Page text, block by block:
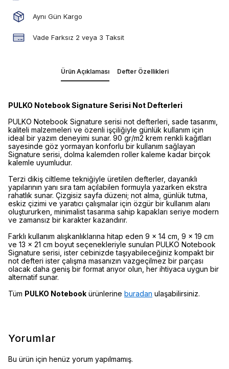
Aynı Gün Kargo
Vade Farksız 2 veya 3 Taksit
Ürün Açıklaması Defter Özellikleri
PULKO Notebook Signature Serisi Not Defterleri
PULKO Notebook Signature serisi not defterleri, sade tasarımı,
kaliteli malzemeleri ve özenli işçiliğiyle günlük kullanım için
ideal bir yazım deneyimi sunar. 90 gr/m2 krem renkli kağıtları
sayesinde göz yormayan konforlu bir kullanım sağlayan
Signature serisi, dolma kalemden roller kaleme kadar birçok
kalemle uyumludur.
Terzi dikiş ciltleme tekniğiyle üretilen defterler, dayanıklı
yapılarının yanı sıra tam açılabilen formuyla yazarken ekstra
rahatlık sunar. Çizgisiz sayfa düzeni; not alma, günlük tutma,
eskiz çizimi ve yaratıcı çalışmalar için özgür bir kullanım alanı
oluştururken, minimalist tasarıma sahip kapakları seriye modern
ve zamansız bir karakter kazandırır.
Farklı kullanım alışkanlıklarına hitap eden 9 x 14 cm, 9 x 19 cm
ve 13 x 21 cm boyut seçenekleriyle sunulan PULKO Notebook
Signature serisi, ister cebinizde taşıyabileceğiniz kompakt bir
not defteri ister çalışma masanızın vazgeçilmez bir parçası
olacak daha geniş bir format arıyor olun, her ihtiyaca uygun bir
alternatif sunar.
Tüm PULKO Notebook ürünlerine buradan ulaşabilirsiniz.
Yorumlar
Bu ürün için henüz yorum yapılmamış.